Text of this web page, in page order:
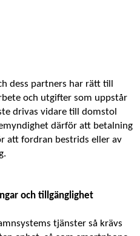
dess partners har rätt till
och utgifter som uppstår
drivas vidare till domstol
därför att betalning
att fordran bestrids eller av
och tillgänglighet
tjänster så krävs